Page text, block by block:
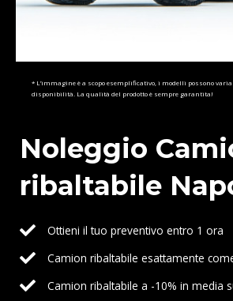
Noleggio
ribaltabile
Ottieni il tuo preventivo entro 1 ora
Camion ribaltabile esattamente
Camion ribaltabile a -10% in media
* L’immagine è a scopo esemplificativo, i modelli possono
disponibilità. La qualità del prodotto è sempre garantita!